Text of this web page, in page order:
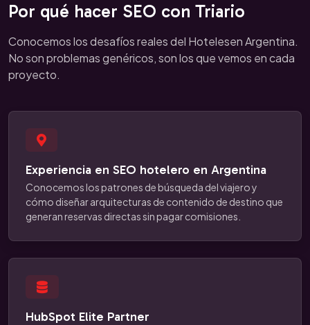
Por qué hacer SEO con Triario
Conocemos los desafíos reales del Hotelesen Argentina.
No son problemas genéricos, son los que vemos en cada
proyecto.
Experiencia en SEO hotelero en Argentina
Conocemos los patrones de búsqueda del viajero y
cómo diseñar arquitecturas de contenido de destino que
generan reservas directas sin pagar comisiones.
HubSpot Elite Partner